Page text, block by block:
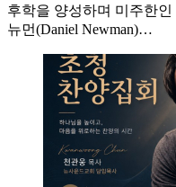
후학을 양성하며 미주한
뉴먼(Daniel Newman)…